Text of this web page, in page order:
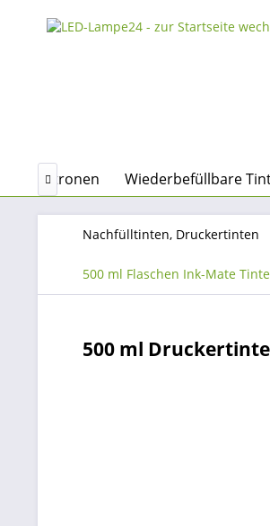
Wiederbefüllbare

Nachfülltinten, Druckertinten
500 ml Flaschen Ink-Mate
500 ml Druckertinte